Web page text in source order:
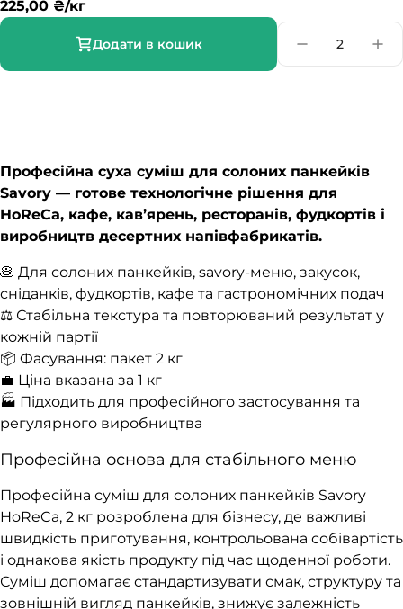
225,00 ₴/кг
Додати в кошик
Професійна суха суміш для солоних панкейків
Savory — готове технологічне рішення для
HoReCa, кафе, кав’ярень, ресторанів, фудкортів і
виробництв десертних напівфабрикатів.
🥞 Для солоних панкейків, savory-меню, закусок,
сніданків, фудкортів, кафе та гастрономічних подач
⚖️ Стабільна текстура та повторюваний результат у
кожній партії
📦 Фасування: пакет 2 кг
💼 Ціна вказана за 1 кг
🏭 Підходить для професійного застосування та
регулярного виробництва
Професійна основа для стабільного меню
Професійна суміш для солоних панкейків Savory
HoReCa, 2 кг розроблена для бізнесу, де важливі
швидкість приготування, контрольована собівартість
і однакова якість продукту під час щоденної роботи.
Суміш допомагає стандартизувати смак, структуру та
зовнішній вигляд панкейків, знижує залежність